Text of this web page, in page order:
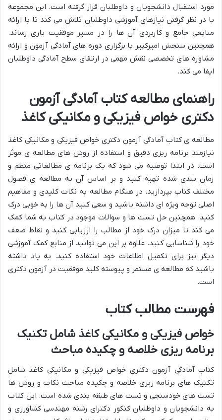
مورد استقبال دانشجویان و داوطلبان قرار گرفته است. این مجموعه
با در نظر گرفتن نیازهای آموزشی داوطلبان تلاش می کند تا با ارائه
منابعی جامع و کاربردی آن ها را در مسیر موفقیت یاری رساند.
همچنین سنجش امیرکبیر با برگزاری دوره های آمادگی آزمون و ارائه
مشاوره های تخصصی نقش مهمی در ارتقای سطح آمادگی داوطلبان
ایفا می کند.
راهنمای مطالعه کتاب آمادگی آزمون
دکتری خواص فیزیکی و مکانیکی کاغذ
مطالعه ی کتاب آمادگی آزمون دکتری خواص فیزیکی و مکانیکی کاغذ
نیازمند برنامه ریزی دقیق و استفاده از روش های مطالعه ی موثر
است. در ابتدا توصیه می شود که یک برنامه ی مطالعاتی منظم و
زمان بندی شده تهیه کنید و بر اساس آن به مطالعه ی فصول
مختلف کتاب بپردازید. در هنگام مطالعه به نکات کلیدی و مفاهیم
اصلی توجه ویژه ای داشته باشید و سعی کنید آن ها را به خوبی درک
کنید. همچنین حل تست ها و سوالات موجود در کتاب به شما کمک
می کند تا میزان درک خود از مطالب را ارزیابی کنید و نقاط ضعف
خود را شناسایی کنید. علاوه بر این می توانید از منابع کمک آموزشی
دیگر نیز برای تکمیل اطلاعات خود استفاده کنید. به یاد داشته
باشید که مطالعه ی مستمر و پیوسته کلید موفقیت در آزمون دکتری
است.
فهرست مطالب کتاب
خواص فیزیکی و مکانیکی کاغذ شامل تکنیک
برنامه ریزی خلاصه و چکیده مباحث
کتاب آمادگی آزمون دکتری خواص فیزیکی و مکانیکی کاغذ شامل
تکنیک های برنامه ریزی خلاصه و چکیده مباحث نکات و روش ها
تست های خودسنجی و تست های طبقه بندی شده است. این کتاب
به دانشجویان و داوطلبان کنکور دکترای رشته مهندسی کشاورزی و